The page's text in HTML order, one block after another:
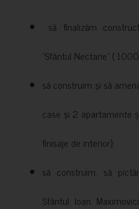
să finalizăm
”Sfântul Nectarie” (
să construim și să
case și 2 apartamente
finisaje de interior);
să construim, să
Sfântul Ioan